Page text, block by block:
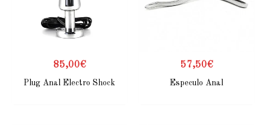
85,00€
Plug Anal Electro Shock
57,50€
Especulo Anal